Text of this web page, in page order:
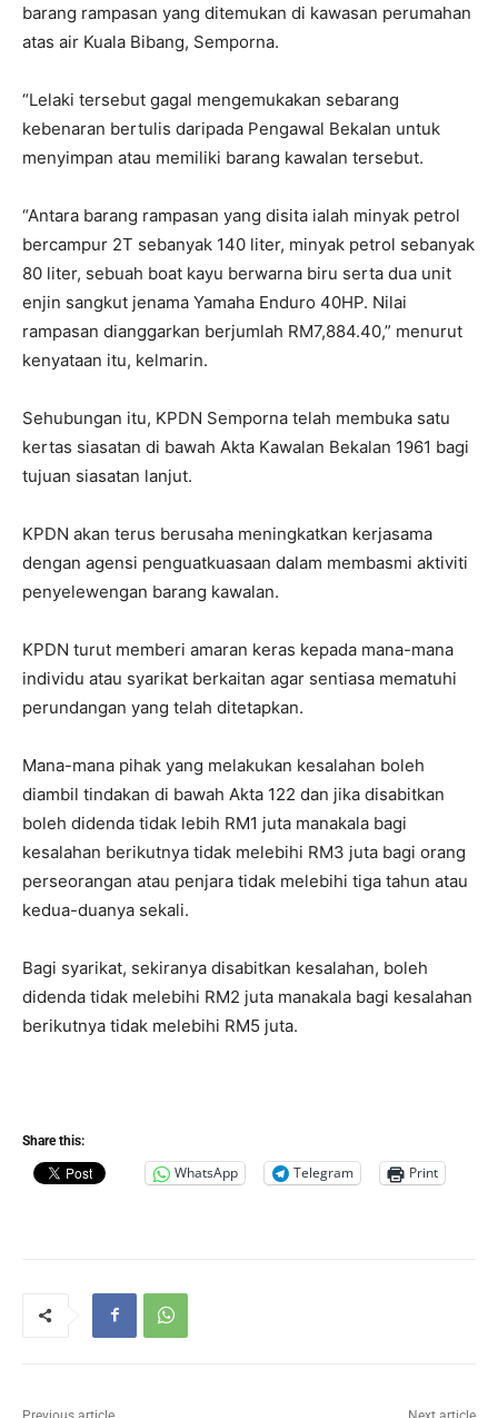
barang rampasan yang ditemukan di kawasan perumahan
atas air Kuala Bibang, Semporna.
“Lelaki tersebut gagal mengemukakan sebarang
kebenaran bertulis daripada Pengawal Bekalan untuk
menyimpan atau memiliki barang kawalan tersebut.
“Antara barang rampasan yang disita ialah minyak petrol
bercampur 2T sebanyak 140 liter, minyak petrol sebanyak
80 liter, sebuah boat kayu berwarna biru serta dua unit
enjin sangkut jenama Yamaha Enduro 40HP. Nilai
rampasan dianggarkan berjumlah RM7,884.40,” menurut
kenyataan itu, kelmarin.
Sehubungan itu, KPDN Semporna telah membuka satu
kertas siasatan di bawah Akta Kawalan Bekalan 1961 bagi
tujuan siasatan lanjut.
KPDN akan terus berusaha meningkatkan kerjasama
dengan agensi penguatkuasaan dalam membasmi aktiviti
penyelewengan barang kawalan.
KPDN turut memberi amaran keras kepada mana-mana
individu atau syarikat berkaitan agar sentiasa mematuhi
perundangan yang telah ditetapkan.
Mana-mana pihak yang melakukan kesalahan boleh
diambil tindakan di bawah Akta 122 dan jika disabitkan
boleh didenda tidak lebih RM1 juta manakala bagi
kesalahan berikutnya tidak melebihi RM3 juta bagi orang
perseorangan atau penjara tidak melebihi tiga tahun atau
kedua-duanya sekali.
Bagi syarikat, sekiranya disabitkan kesalahan, boleh
didenda tidak melebihi RM2 juta manakala bagi kesalahan
berikutnya tidak melebihi RM5 juta.
Share this:
WhatsApp Telegram Print